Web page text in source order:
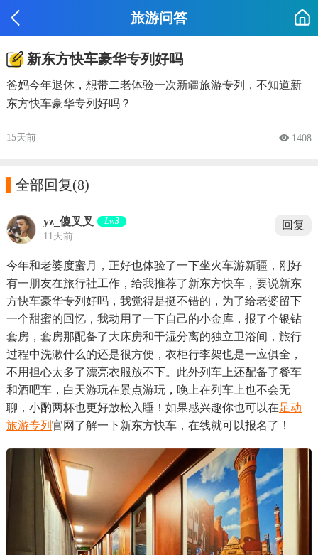
旅游问答
新东方快车豪华专列好吗
爸妈今年退休，想带二老体验一次新疆旅游专列，不知道新
东方快车豪华专列好吗？
15天前  1408
全部回复(8)
yz_傻叉叉 Lv.3
11天前
回复
今年和老婆度蜜月，正好也体验了一下坐火车游新疆，刚好
有一朋友在旅行社工作，给我推荐了新东方快车，要说新东
方快车豪华专列好吗，我觉得是挺不错的，为了给老婆留下
一个甜蜜的回忆，我动用了一下自己的小金库，报了个银钻
套房，套房那配备了大床房和干湿分离的独立卫浴间，旅行
过程中洗漱什么的还是很方便，衣柜行李架也是一应俱全，
不用担心太多了漂亮衣服放不下。此外列车上还配备了餐车
和酒吧车，白天游玩在景点游玩，晚上在列车上也不会无
聊，小酌两杯也更好放松入睡！如果感兴趣你也可以在足动
旅游专列 官网了解一下新东方快车，在线就可以报名了！